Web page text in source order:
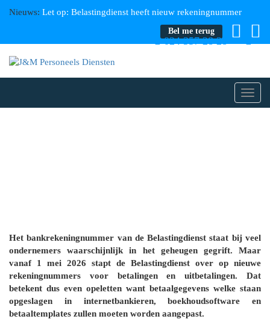
Nieuws: Let op: Belastingdienst heeft nieuw rekeningnummer
Bel me terug
024 357 28 28
Het bankrekeningnummer van de Belastingdienst staat bij veel
ondernemers waarschijnlijk in het geheugen gegrift. Maar
vanaf 1 mei 2026 stapt de Belastingdienst over op nieuwe
rekeningnummers voor betalingen en uitbetalingen. Dat
betekent dus even opeletten want betaalgegevens welke staan
opgeslagen in internetbankieren, boekhoudsoftware en
betaaltemplates zullen moeten worden aangepast.